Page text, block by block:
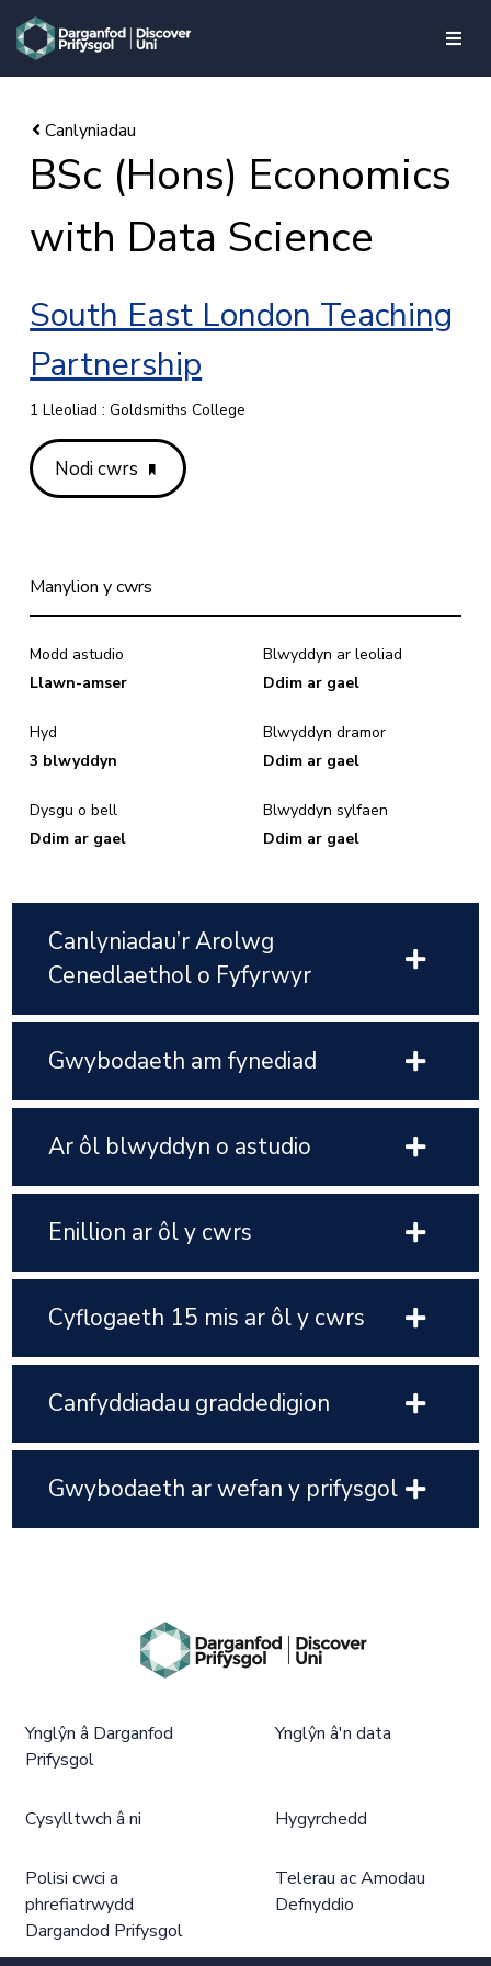
skip to main content
BSc (Hons) Economics
with Data Science
South East London Teaching
Partnership
1 Lleoliad : Goldsmiths College
Nodi cwrs
Manylion y cwrs
Modd astudio
Llawn-amser
Hyd
3 blwyddyn
Dysgu o bell
Ddim ar gael
Blwyddyn ar leoliad
Ddim ar gael
Blwyddyn dramor
Ddim ar gael
Blwyddyn sylfaen
Ddim ar gael
Canlyniadau’r Arolwg
Cenedlaethol o Fyfyrwyr
Gwybodaeth am fynediad
Ar ôl blwyddyn o astudio
Enillion ar ôl y cwrs
Cyflogaeth 15 mis ar ôl y cwrs
Canfyddiadau graddedigion
Gwybodaeth ar wefan y prifysgol
Ynglŷn â Darganfod
Prifysgol
Ynglŷn â'n data
Cysylltwch â ni Hygyrchedd
Polisi cwci a
phrefiatrwydd
Dargandod Prifysgol
Telerau ac Amodau
Defnyddio